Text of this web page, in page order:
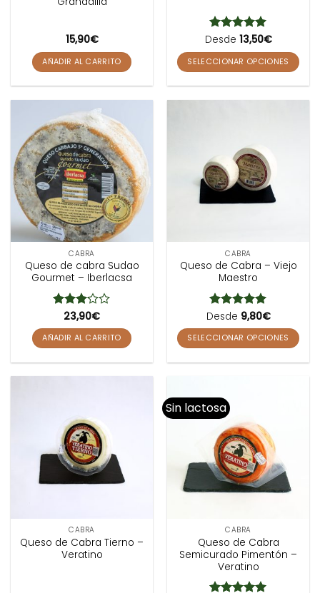
15,90€
AÑADIR AL CARRITO
Valorado
con5de 5
Desde 13,50€
SELECCIONAR OPCIONES
Las
opciones
se
pueden
página
de
CABRA
Queso de cabra Sudao
Gourmet – Iberlacsa
Valorado
con
3.17 de
5
23,90€
AÑADIR AL CARRITO
CABRA
Queso de Cabra – Viejo
Maestro
Valorado
con5de 5
Desde 9,80€
SELECCIONAR OPCIONES
Las
opciones
se
pueden
elegir
página
de
producto
CABRA
Queso de Cabra Tierno –
Veratino
Sin lactosa
CABRA
Queso de Cabra
Semicurado Pimentón –
Veratino